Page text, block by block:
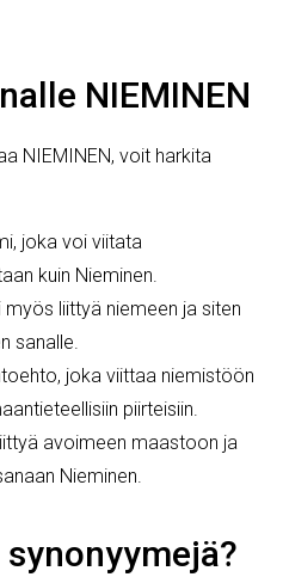
NIEMINEN
NIEMINEN, voit harkita
joka voi viitata
kuin Nieminen.
myös liittyä niemeen ja siten
sanalle.
joka viittaa niemistöön
piirteisiin.
avoimeen maastoon ja
Nieminen.